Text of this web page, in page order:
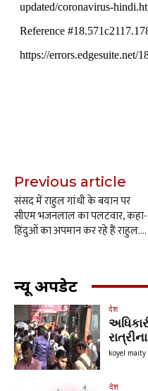
Previous article
संसद में राहुल गांधी के बयान पर
सीएम भजनलाल का पलटवार, कहा-
हिंदुओं का अपमान कर रहे हैं राहुल….
न्यू अपडेट
देश
koyel maity
देश